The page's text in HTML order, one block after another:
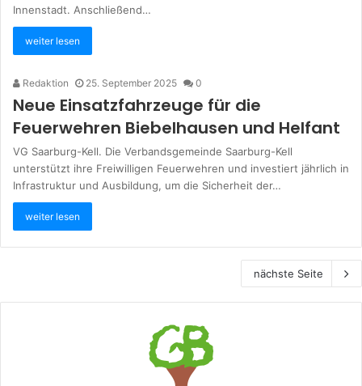
Innenstadt. Anschließend…
weiter lesen
Redaktion 25. September 2025 0
Neue Einsatzfahrzeuge für die
Feuerwehren Biebelhausen und Helfant
VG Saarburg-Kell. Die Verbandsgemeinde Saarburg-Kell
unterstützt ihre Freiwilligen Feuerwehren und investiert jährlich in
Infrastruktur und Ausbildung, um die Sicherheit der…
weiter lesen
nächste Seite